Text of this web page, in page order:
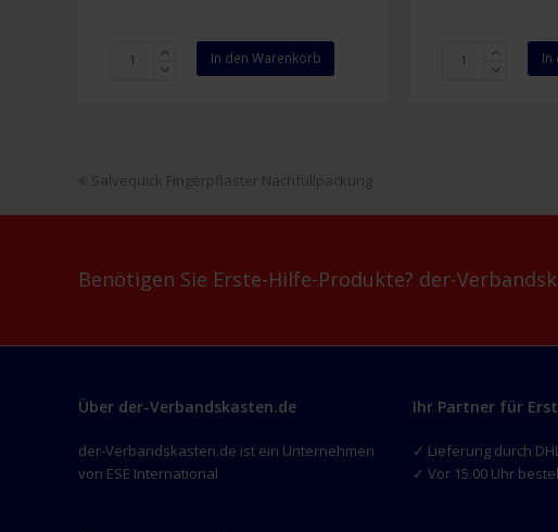
Leukosilk
Menge
In den Warenkorb
Fixomull
Menge
In
vorheriger
Salvequick Fingerpflaster Nachfüllpackung
Benötigen Sie Erste-Hilfe-Produkte? der-
Über der-Verbandskasten.de
der-Verbandskasten.de ist ein Unternehmen
von ESE International
Ihr Partner für
✓ Lieferung durch
✓ Vor 15.00 Uhr